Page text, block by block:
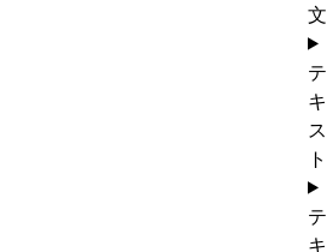
文
テ
キ
ス
ト
テ
キ